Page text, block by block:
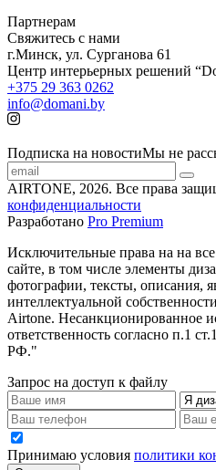
Партнерам
Свяжитесь с нами
г.Минск, ул. Сурганова 61
Центр интерьерных решений
+375 29 363 0262
info@domani.by
Подписка на новостиМы не
AIRTONE, 2026. Все права
конфиденциальности
Разработано Pro Premium
Исключительные права на на
сайте, в том числе элементы
фотографии, тексты, описания,
интеллектуальной
Airtone. Несанкционированное
ответственность согласно п.1
РФ."
Запрос на доступ к файлу
Принимаю условия политики